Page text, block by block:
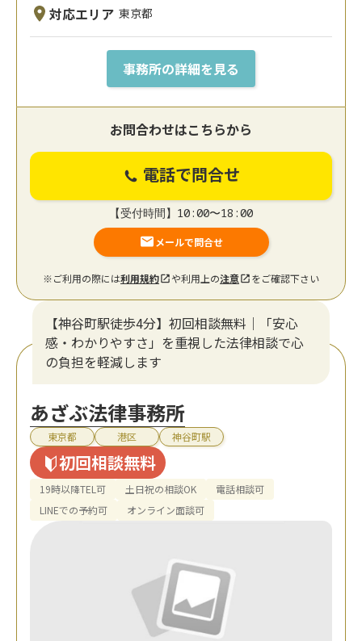
対応エリア 東京都
事務所の詳細を見る
お問合わせはこちらから
電話で問合せ
【受付時間】10:00〜18:00
メールで問合せ
※ご利用の際には利用規約 や利用上の注意 をご確認下さい
【神谷町駅徒歩4分】初回相談無料｜「安心
感・わかりやすさ」を重視した法律相談で心
の負担を軽減します
あざぶ法律事務所
東京都 港区 神谷町駅
初回相談無料
19時以降TEL可 土日祝の相談OK
電話相談可
LINEでの予約可
オンライン面談可